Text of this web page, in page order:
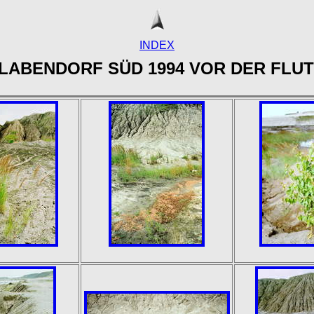
INDEX
SÜD 1994 VOR DER